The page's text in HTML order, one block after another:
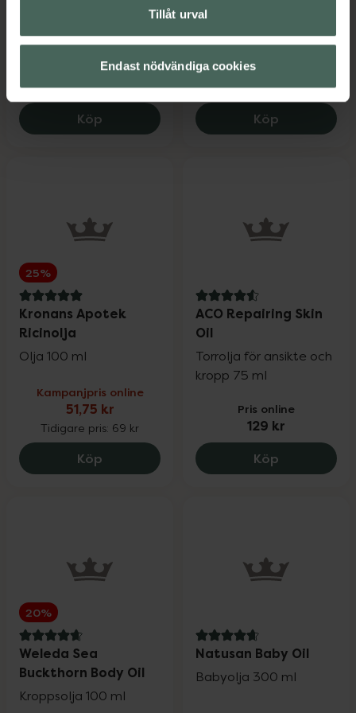
Tillåt urval
Endast nödvändiga cookies
140 kr
Tidigare pris:175 kr
Köp Weleda Lavender Relaxing Body Oil,
Massageolja 100 ml
127,20 kr
Tidigare pris:159 kr
Köp Weleda
25%
5 av 5 i omdöme
Kronans Apotek
Ricinolja
Olja 100 ml
Kampanjpris online
51,75 kr
Tidigare pris: 69 kr
Köp Kronans Apotek Ricinolja, 51.75 kr.
4.6 av 5 i omdöme
ACO Repairing Skin
Oil
Torrolja för ansikte och
kropp 75 ml
Pris online
129 kr
Köp ACO
20%
4.8 av 5 i omdöme
Weleda Sea
Buckthorn Body Oil
Kroppsolja 100 ml
4.8 av 5 i omdöme
Natusan Baby Oil
Babyolja 300 ml